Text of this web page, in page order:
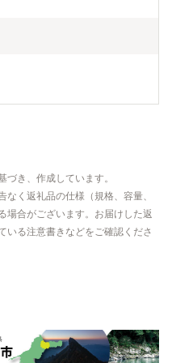
き、作成しています。
く返礼品の仕様（規格、容量、
場合がございます。お届けした返
いる注意書きなどをご確認くださ